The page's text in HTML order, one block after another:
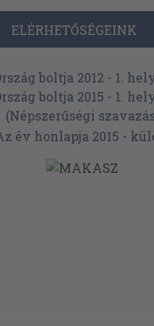
ELÉRHETŐSÉGEINK